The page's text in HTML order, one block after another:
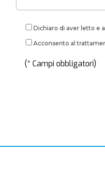
Dichiaro di aver letto e
Acconsento al
(* Campi obbligatori)